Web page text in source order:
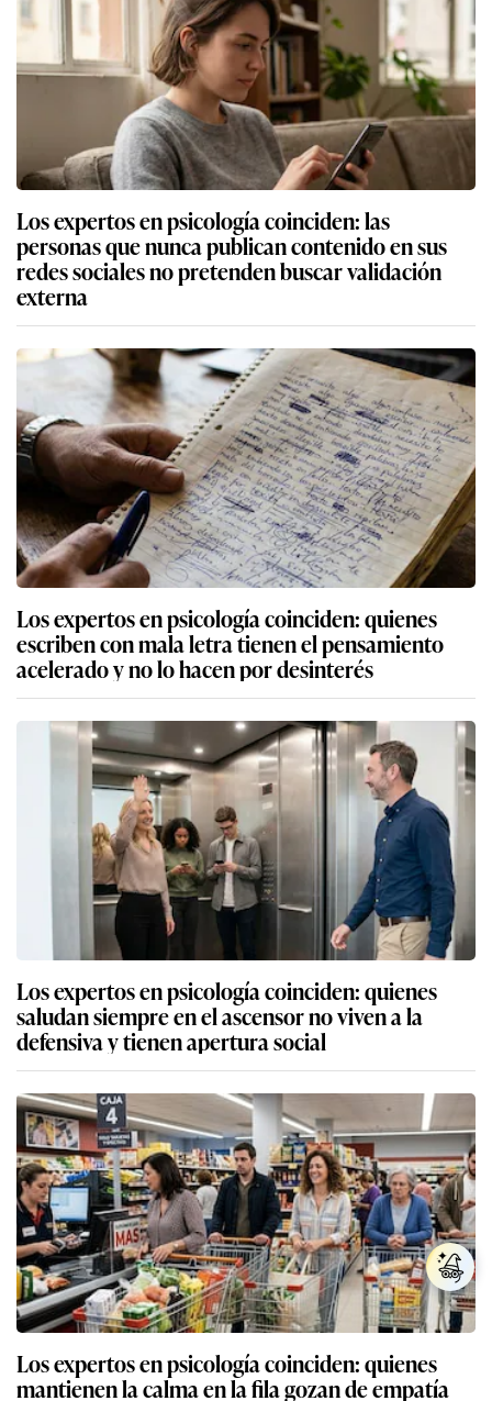
Los expertos en psicología coinciden: las
personas que nunca publican contenido en sus
redes sociales no pretenden buscar validación
externa
Los expertos en psicología coinciden: quienes
escriben con mala letra tienen el pensamiento
acelerado y no lo hacen por desinterés
Los expertos en psicología coinciden: quienes
saludan siempre en el ascensor no viven a la
defensiva y tienen apertura social
Los expertos en psicología coinciden: quienes
mantienen la calma en la fila gozan de empatía